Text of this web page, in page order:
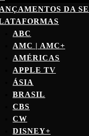
DA
ABC
AMC | AMC+
AMÉRICAS
APPLE TV
ÁSIA
BRASIL
CBS
CW
DISNEY+